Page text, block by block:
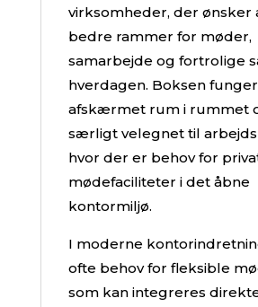
virksomheder, der ønsker
bedre rammer for møder,
samarbejde og fortrolige
hverdagen. Boksen
afskærmet rum i rummet
særligt velegnet til
hvor der er behov for
mødefaciliteter i det åbne
kontormiljø.
I moderne
ofte behov for fleksible
som kan integreres